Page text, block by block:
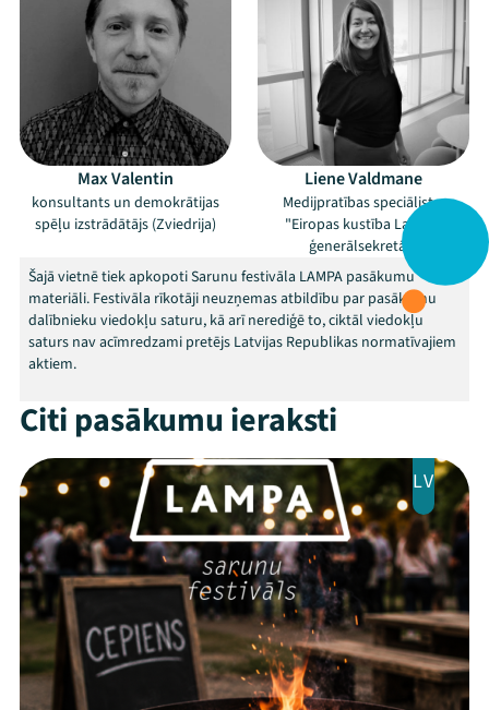
Mana programma
Festivāls
Programma
Max Valentin
konsultants un demokrātijas
spēļu izstrādātājs (Zviedrija)
Liene Valdmane
Medijpratības speciāliste,
"Eiropas kustība Latvijā"
ģenerālsekretāre
Šajā vietnē tiek apkopoti Sarunu festivāla LAMPA pasākumu
materiāli. Festivāla rīkotāji neuzņemas atbildību par pasākumu
dalībnieku viedokļu saturu, kā arī nerediģē to, ciktāl viedokļu
saturs nav acīmredzami pretējs Latvijas Republikas normatīvajiem
aktiem.
Citi pasākumu ieraksti
LV